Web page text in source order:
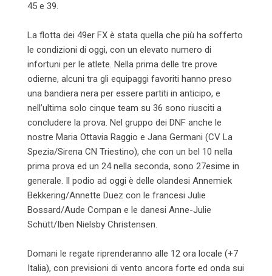
45 e 39.
La flotta dei 49er FX è stata quella che più ha sofferto
le condizioni di oggi, con un elevato numero di
infortuni per le atlete. Nella prima delle tre prove
odierne, alcuni tra gli equipaggi favoriti hanno preso
una bandiera nera per essere partiti in anticipo, e
nell’ultima solo cinque team su 36 sono riusciti a
concludere la prova. Nel gruppo dei DNF anche le
nostre Maria Ottavia Raggio e Jana Germani (CV La
Spezia/Sirena CN Triestino), che con un bel 10 nella
prima prova ed un 24 nella seconda, sono 27esime in
generale. Il podio ad oggi è delle olandesi Annemiek
Bekkering/Annette Duez con le francesi Julie
Bossard/Aude Compan e le danesi Anne-Julie
Schütt/Iben Nielsby Christensen.
Domani le regate riprenderanno alle 12 ora locale (+7
Italia), con previsioni di vento ancora forte ed onda sui